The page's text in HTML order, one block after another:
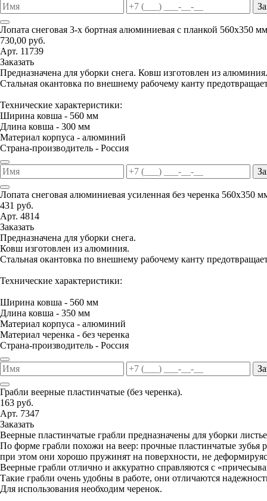
Лопата снеговая 3-х бортная алюминиевая с планкой 560х350 мм
730,00 руб.
Арт. 11739
Заказать
Предназначена для уборки снега. Ковш изготовлен из алюминия.
Стальная окантовка по внешнему рабочему канту
Технические характеристики:
Ширина ковша - 560 мм
Длина ковша - 300 мм
Материал корпуса - алюминий
Страна-производитель - Россия
Лопата снеговая алюминиевая усиленная без черенка 560х350
431 руб.
Арт. 4814
Заказать
Предназначена для уборки снега.
Ковш изготовлен из алюминия.
Стальная окантовка по внешнему рабочему канту
Технические характеристики:
Ширина ковша - 560 мм
Длина ковша - 350 мм
Материал корпуса - алюминий
Материал черенка - без черенка
Страна-производитель - Россия
Грабли веерные пластинчатые (без черенка).
163 руб.
Арт. 7347
Заказать
Веерные пластинчатые грабли предназначены для уборки
По форме грабли похожи на веер: прочные пластинчатые зубья
при этом они хорошо пружинят на поверхности, не
Веерные грабли отлично и аккуратно справляются с
Такие грабли очень удобны в работе, они отличаются
Для использования необходим черенок.